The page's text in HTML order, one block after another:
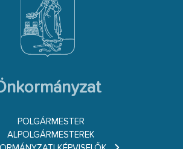
POLGÁRMESTER
ALPOLGÁRMESTEREK